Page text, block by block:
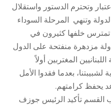
وتحترم الدستور واستقلال
وتنهي المرحلة السوداء
تمترس خلفها كثيرون في
مزدهرة منفتحة على الدول
المغتربين أولاً
بعدما فقدوا الأمل
يحفظ كرامتهم.
القسم تأكيد الرئيس جوزف